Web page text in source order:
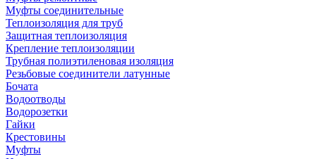
Муфты соединительные
Теплоизоляция для труб
Защитная теплоизоляция
Крепление теплоизоляции
Трубная полиэтиленовая изоляция
Резьбовые соединители латунные
Бочата
Водоотводы
Водорозетки
Гайки
Крестовины
Муфты